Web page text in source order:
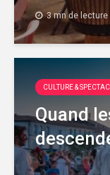
3 mn de lecture
CULTURE &
Quand